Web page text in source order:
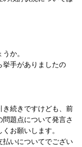
か。
手がありましたの
続きですけども、前
題点について発言さ
お願いします。
いについてでござい